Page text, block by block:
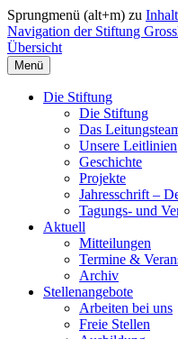
Sprungmenü (alt+m) zu Inhalt
Navigation der Stiftung
Übersicht
Menü
Die Stiftung
Die Stiftung
Das
Unsere Leitlinien
Geschichte
Projekte
Jahresschrift –
Tagungs- und
Aktuell
Mitteilungen
Termine &
Archiv
Stellenangebote
Arbeiten bei uns
Freie Stellen